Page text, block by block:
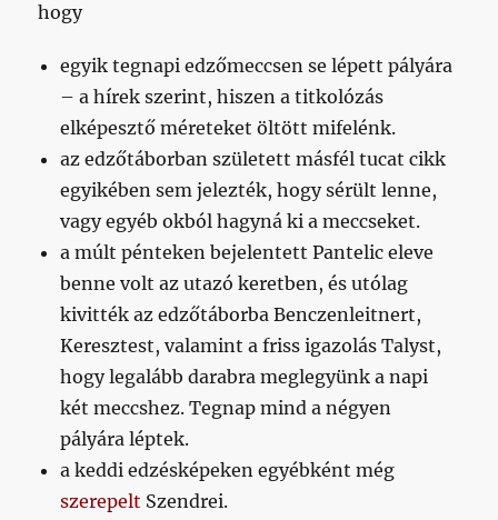
hogy
egyik tegnapi edzőmeccsen se lépett pályára
– a hírek szerint, hiszen a titkolózás
elképesztő méreteket öltött mifelénk.
az edzőtáborban született másfél tucat cikk
egyikében sem jelezték, hogy sérült lenne,
vagy egyéb okból hagyná ki a meccseket.
a múlt pénteken bejelentett Pantelic eleve
benne volt az utazó keretben, és utólag
kivitték az edzőtáborba Benczenleitnert,
Keresztest, valamint a friss igazolás Talyst,
hogy legalább darabra meglegyünk a napi
két meccshez. Tegnap mind a négyen
pályára léptek.
a keddi edzésképeken egyébként még
szerepelt Szendrei.